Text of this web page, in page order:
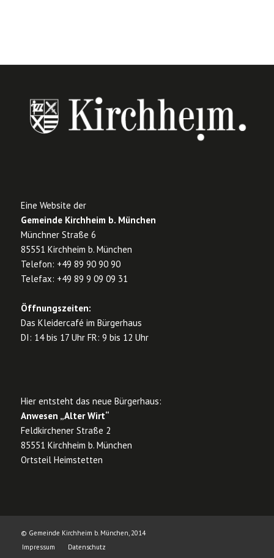
Eine Website der
Gemeinde Kirchheim b. München
Münchner Straße 6
85551 Kirchheim b. München
Telefon: +49 89 90 90 90
Telefax: +49 89 9 09 09 31
Öffnungszeiten:
Das Kleidercafé im Bürgerhaus
DI: 14 bis 17 Uhr FR: 9 bis 12 Uhr
Hier entsteht das neue Bürgerhaus:
Anwesen „Alter Wirt“
Feldkirchener Straße 2
85551 Kirchheim b. München
Ortsteil Heimstetten
© Gemeinde Kirchheim b. München, 2014
Impressum
Datenschutz